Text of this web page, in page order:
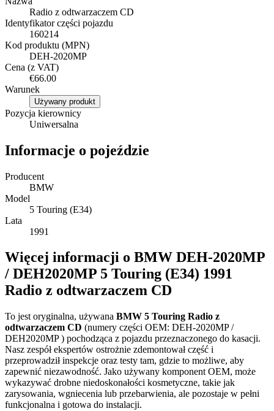
Radio z odtwarzaczem CD
Identyfikator części pojazdu
160214
Kod produktu (MPN)
DEH-2020MP
Cena (z VAT)
€66.00
Warunek
Używany produkt
Pozycja kierownicy
Uniwersalna
Informacje o pojeździe
Producent
BMW
Model
5 Touring (E34)
Lata
1991
Więcej informacji o BMW DEH-2020MP
/ DEH2020MP 5 Touring (E34) 1991
Radio z odtwarzaczem CD
To jest oryginalna, używana BMW 5 Touring Radio z
odtwarzaczem CD (numery części OEM: DEH-2020MP /
DEH2020MP ) pochodząca z pojazdu przeznaczonego do kasacji.
Nasz zespół ekspertów ostrożnie zdemontował część i
przeprowadził inspekcje oraz testy tam, gdzie to możliwe, aby
zapewnić niezawodność. Jako używany komponent OEM, może
wykazywać drobne niedoskonałości kosmetyczne, takie jak
zarysowania, wgniecenia lub przebarwienia, ale pozostaje w pełni
funkcjonalna i gotowa do instalacji.